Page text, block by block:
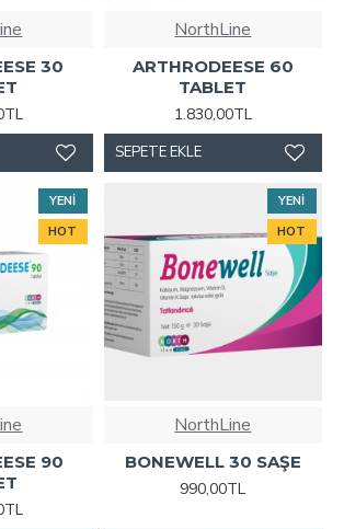
30
NorthLine
ARTHRODEESE 60
TABLET
1.830,00TL
SEPETE EKLE
YENI
HOT
90
YENI
HOT
NorthLine
BONEWELL 30 SAŞE
990,00TL